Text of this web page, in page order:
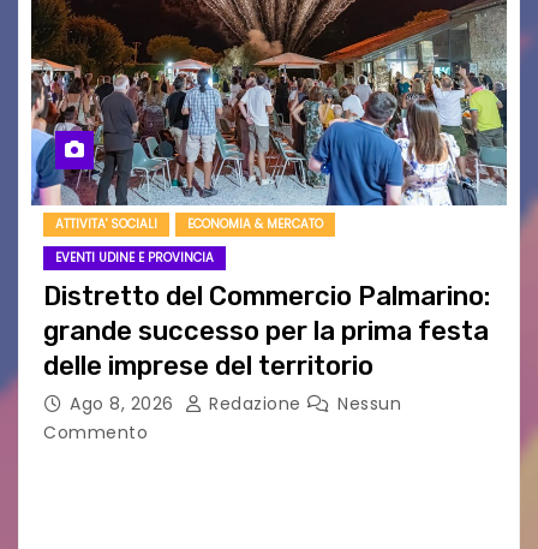
ATTIVITA' SOCIALI
ECONOMIA & MERCATO
EVENTI UDINE E PROVINCIA
Distretto del Commercio Palmarino:
grande successo per la prima festa
delle imprese del territorio
Ago 8, 2026 Redazione
Nessun
Commento